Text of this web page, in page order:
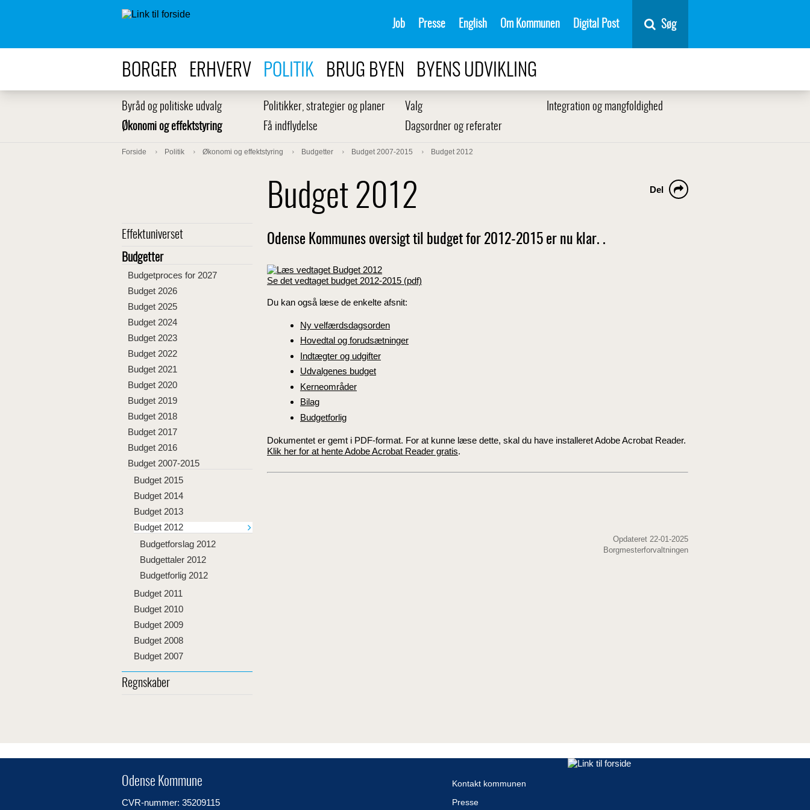
Job Presse English Om Kommunen Digital Post Søg
BORGER ERHVERV POLITIK BRUG BYEN BYENS UDVIKLING
Byråd og politiske udvalg Politikker, strategier og planer Valg
Integration og mangfoldighed
Økonomi og effektstyring
Få indflydelse Dagsordner og referater
Forside Politik Økonomi og effektstyring Budgetter Budget 2007-2015 Budget 2012
Effektuniverset
Budgetter
Budgetproces for 2027
Budget 2026
Budget 2025
Budget 2024
Budget 2023
Budget 2022
Budget 2021
Budget 2020
Budget 2019
Budget 2018
Budget 2017
Budget 2016
Budget 2007-2015
Budget 2015
Budget 2014
Budget 2013
Budget 2012
Budgetforslag 2012
Budgettaler 2012
Budgetforlig 2012
Budget 2011
Budget 2010
Budget 2009
Budget 2008
Budget 2007
Regnskaber
Budget 2012 Del
Odense Kommunes oversigt til budget for 2012-2015 er nu klar. .
Se det vedtaget budget 2012-2015 (pdf)
Du kan også læse de enkelte afsnit:
Ny velfærdsdagsorden
Hovedtal og forudsætninger
Indtægter og udgifter
Udvalgenes budget
Kerneområder
Bilag
Budgetforlig
Dokumentet er gemt i PDF-format. For at kunne læse dette, skal du have installeret Adobe Acrobat Reader.
Klik her for at hente Adobe Acrobat Reader gratis.
Opdateret 22-01-2025
Borgmesterforvaltningen
Odense Kommune
CVR-nummer: 35209115
Kontakt kommunen
Presse